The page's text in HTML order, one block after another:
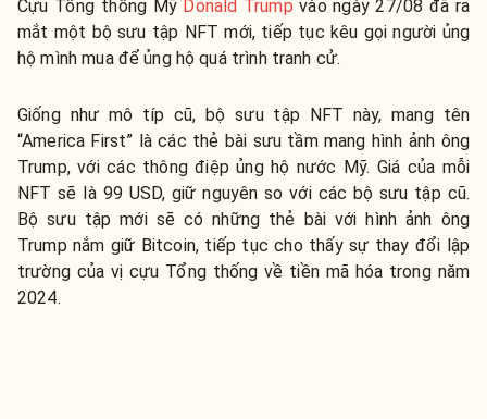
Cựu Tổng thống Mỹ Donald Trump vào ngày 27/08 đã ra
mắt một bộ sưu tập NFT mới, tiếp tục kêu gọi người ủng
hộ mình mua để ủng hộ quá trình tranh cử.
Giống như mô típ cũ, bộ sưu tập NFT này, mang tên
“America First” là các thẻ bài sưu tầm mang hình ảnh ông
Trump, với các thông điệp ủng hộ nước Mỹ. Giá của mỗi
NFT sẽ là 99 USD, giữ nguyên so với các bộ sưu tập cũ.
Bộ sưu tập mới sẽ có những thẻ bài với hình ảnh ông
Trump nắm giữ Bitcoin, tiếp tục cho thấy sự thay đổi lập
trường của vị cựu Tổng thống về tiền mã hóa trong năm
2024.